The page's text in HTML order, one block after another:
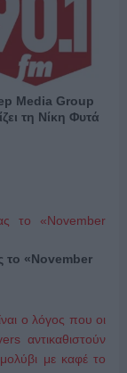
Media Group
τη Νίκη Φυτά
το «November